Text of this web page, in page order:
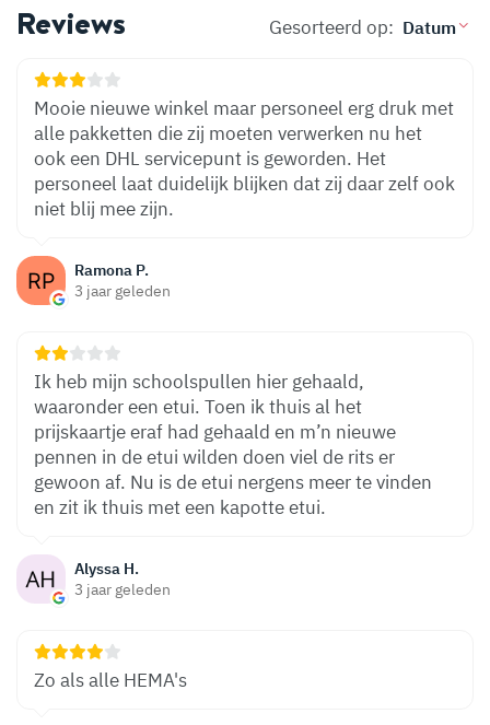
Reviews Gesorteerd op:
Ramona P.
3 jaar geleden
Mooie nieuwe winkel maar personeel erg druk met
alle pakketten die zij moeten verwerken nu het
ook een DHL servicepunt is geworden. Het
personeel laat duidelijk blijken dat zij daar zelf ook
niet blij mee zijn.
Alyssa H.
3 jaar geleden
Ik heb mijn schoolspullen hier gehaald,
waaronder een etui. Toen ik thuis al het
prijskaartje eraf had gehaald en m’n nieuwe
pennen in de etui wilden doen viel de rits er
gewoon af. Nu is de etui nergens meer te vinden
en zit ik thuis met een kapotte etui.
Zo als alle HEMA's